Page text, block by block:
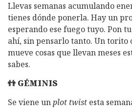
Llevas semanas acumulando
tienes dónde ponerla. Hay un
esperando ese fuego tuyo. Pon
ahí, sin pensarlo tanto. Un torito
mueve cosas que llevan meses
sabes.
👬 GÉMINIS
Se viene unplot twist esta